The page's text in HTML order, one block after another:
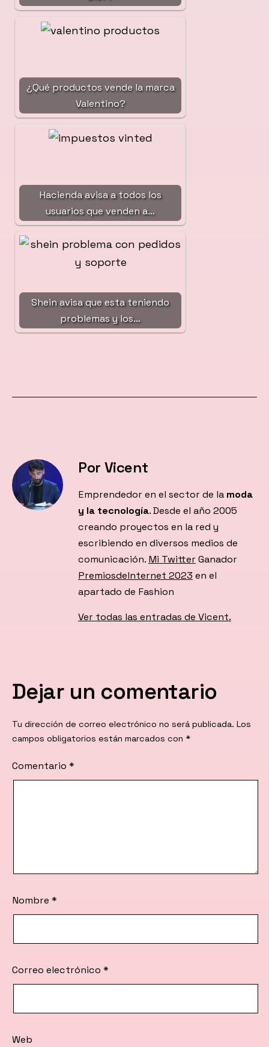
¿Qué productos vende la marca
Valentino?
Hacienda avisa a todos los
usuarios que venden a…
Shein avisa que esta teniendo
problemas y los…
Por Vicent
Emprendedor en el sector de la moda
y la tecnología. Desde el año 2005
creando proyectos en la red y
escribiendo en diversos medios de
comunicación. Mi Twitter Ganador
PremiosdeInternet 2023 en el
apartado de Fashion
Ver todas las entradas de Vicent.
Dejar un comentario
Tu dirección de correo electrónico no será publicada. Los
campos obligatorios están marcados con *
Comentario *
Nombre *
Correo electrónico *
Web